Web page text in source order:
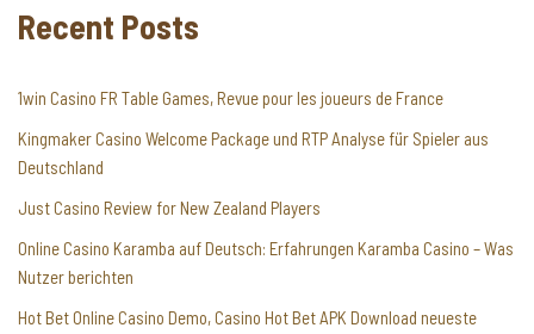
Recent Posts
1win Casino FR Table Games, Revue pour les joueurs de France
Kingmaker Casino Welcome Package und RTP Analyse für Spieler aus
Deutschland
Just Casino Review for New Zealand Players
Online Casino Karamba auf Deutsch: Erfahrungen Karamba Casino – Was
Nutzer berichten
Hot Bet Online Casino Demo, Casino Hot Bet APK Download neueste